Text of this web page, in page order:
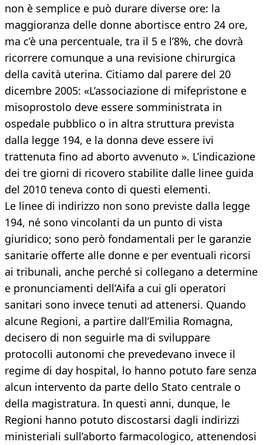
non è semplice e può durare diverse ore: la
maggioranza delle donne abortisce entro 24 ore,
ma c’è una percentuale, tra il 5 e l’8%, che dovrà
ricorrere comunque a una revisione chirurgica
della cavità uterina. Citiamo dal parere del 20
dicembre 2005: «L’associazione di mifepristone e
misoprostolo deve essere somministrata in
ospedale pubblico o in altra struttura prevista
dalla legge 194, e la donna deve essere ivi
trattenuta fino ad aborto avvenuto ». L’indicazione
dei tre giorni di ricovero stabilite dalle linee guida
del 2010 teneva conto di questi elementi.
Le linee di indirizzo non sono previste dalla legge
194, né sono vincolanti da un punto di vista
giuridico; sono però fondamentali per le garanzie
sanitarie offerte alle donne e per eventuali ricorsi
ai tribunali, anche perché si collegano a determine
e pronunciamenti dell’Aifa a cui gli operatori
sanitari sono invece tenuti ad attenersi. Quando
alcune Regioni, a partire dall’Emilia Romagna,
decisero di non seguirle ma di sviluppare
protocolli autonomi che prevedevano invece il
regime di day hospital, lo hanno potuto fare senza
alcun intervento da parte dello Stato centrale o
della magistratura. In questi anni, dunque, le
Regioni hanno potuto discostarsi dagli indirizzi
ministeriali sull’aborto farmacologico, attenendosi